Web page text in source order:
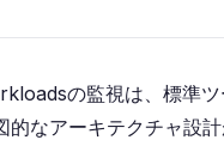
の監視は、標準
的なアーキテクチャ設